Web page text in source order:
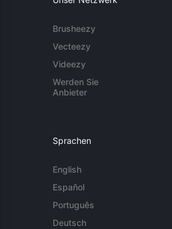
Brusheezy
Vecteezy
Videezy
Werden Sie
Anbieter
Sprachen
English
Español
Português
Deutsch